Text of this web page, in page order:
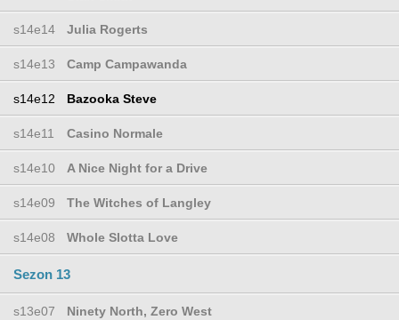
s14e14 Julia Rogerts
s14e13 Camp Campawanda
s14e12 Bazooka Steve
s14e11 Casino Normale
s14e10 A Nice Night for a Drive
s14e09 The Witches of Langley
s14e08 Whole Slotta Love
Sezon 13
s13e07 Ninety North, Zero West